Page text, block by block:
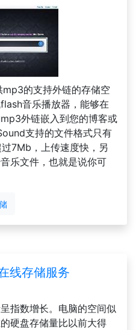
的支持外链的存储空
音乐播放器，能够在
外链嵌入到您的博客或
支持的文件格式只有
7Mb，上传速度快，另
乐文件，也就是说你可
线存储服务
指数增长。电脑的空间似
硬盘存储量比以前大得